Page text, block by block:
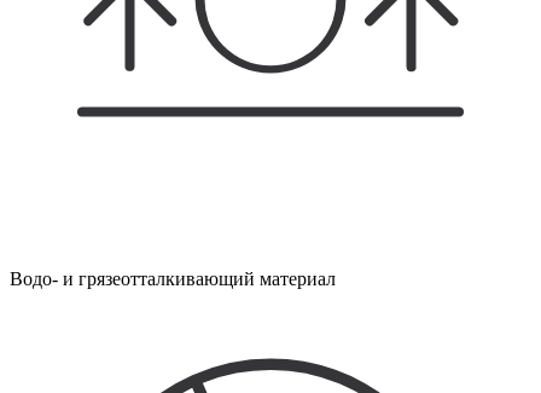
Водо- и грязеотталкивающий материал